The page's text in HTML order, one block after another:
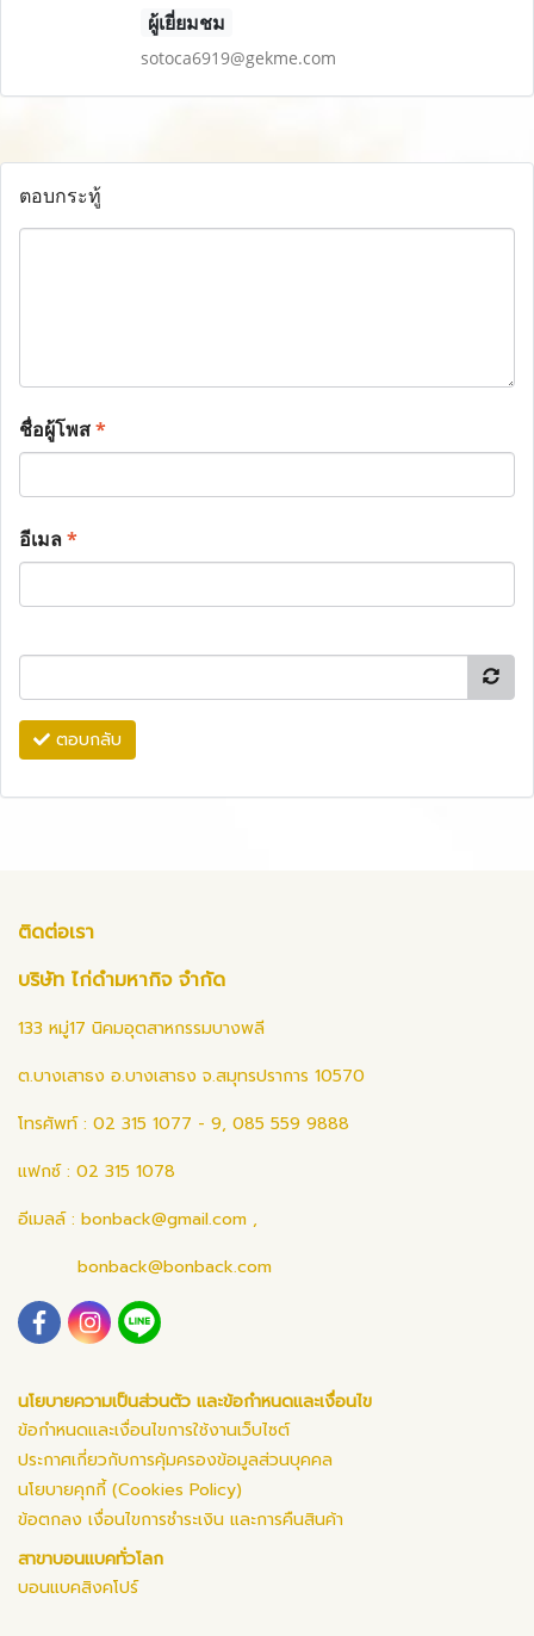
ผู้เยี่ยมชม
sotoca6919@gekme.com
ตอบกระทู้
ชื่อผู้โพส*
อีเมล*
ตอบกลับ
ติดต่อเรา
บริษัท ไก่ดำมหากิจ จำกัด
133 หมู่17 นิคมอุตสาหกรรมบางพลี
ต.บางเสาธง อ.บางเสาธง จ.สมุทรปราการ 10570
โทรศัพท์ : 02 315 1077 - 9, 085 559 9888
แฟกซ์ : 02 315 1078
อีเมลล์ : bonback@gmail.com ,
bonback@bonback.com
นโยบายความเป็นส่วนตัว และข้อกำหนดและเงื่อนไข
ข้อกำหนดและเงื่อนไขการใช้งานเว็บไซต์
ประกาศเกี่ยวกับการคุ้มครองข้อมูลส่วนบุคคล
นโยบายคุกกี้ (Cookies Policy)
ข้อตกลง เงื่อนไขการชำระเงิน และการคืนสินค้า
สาขาบอนแบคทั่วโลก
บอนแบคสิงคโปร์